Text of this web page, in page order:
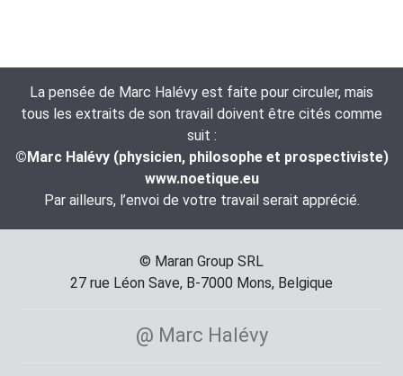
La pensée de Marc Halévy est faite pour circuler, mais
tous les extraits de son travail doivent être cités comme
suit :
©Marc Halévy (physicien, philosophe et prospectiviste)
www.noetique.eu
Par ailleurs, l’envoi de votre travail serait apprécié.
© Maran Group SRL
27 rue Léon Save, B-7000 Mons, Belgique
@ Marc Halévy